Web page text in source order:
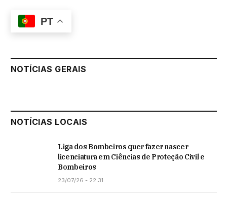
PT
NOTÍCIAS GERAIS
NOTÍCIAS LOCAIS
Liga dos Bombeiros quer fazer nascer
licenciatura em Ciências de Proteção Civil e
Bombeiros
23/07/26 - 22:31